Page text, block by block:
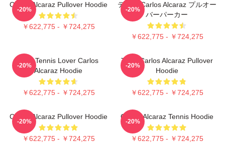
Carlos Alcaraz Pullover Hoodie
￥622,775 - ￥724,275
-20%
テニス Carlos Alcaraz プルオー
バーパーカー
￥622,775 - ￥724,275
-20%
Girls Tennis Lover Carlos
Alcaraz Hoodie
￥622,775 - ￥724,275
-20%
Tenis Carlos Alcaraz Pullover
Hoodie
￥622,775 - ￥724,275
-20%
Carlos Alcaraz Pullover Hoodie
￥622,775 - ￥724,275
-20%
Carlos Alcaraz Tennis Hoodie
￥622,775 - ￥724,275
-20%